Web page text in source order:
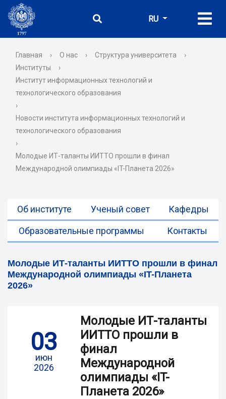
RU
Главная › О нас › Структура университета
›
Институты
›
Институт информационных технологий и
технологического образования
›
Новости института информационных технологий и
технологического образования
›
Молодые ИТ-таланты ИИТТО прошли в финал
Международной олимпиады «IT-Планета 2026»
Об институте Ученый совет Кафедры
Образовательные программы Контакты
Молодые ИТ-таланты ИИТТО прошли в финал
Международной олимпиады «IT-Планета
2026»
03
июн
2026
Молодые ИТ-таланты
ИИТТО прошли в
финал
Международной
олимпиады «IT-
Планета 2026»